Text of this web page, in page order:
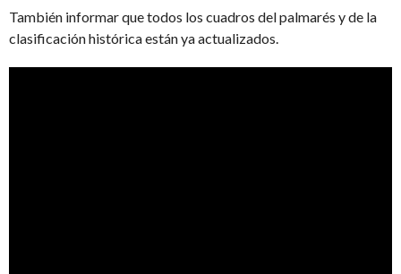
También informar que todos los cuadros del palmarés y de la
clasificación histórica están ya actualizados.